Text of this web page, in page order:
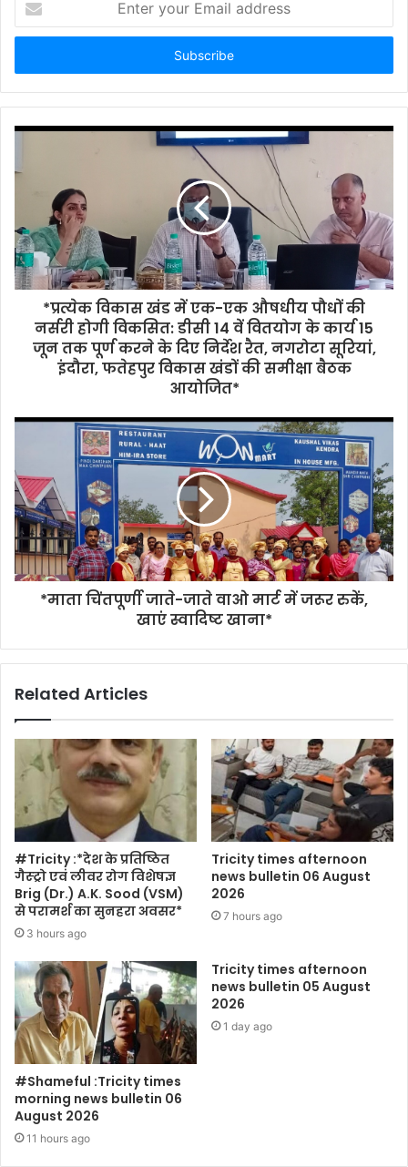
your
Email
*प्रत्येक विकास खंड में एक-एक औषधीय पौधों की
नर्सरी होगी विकसित: डीसी 14 वें वितयोग के कार्य 15
जून तक पूर्ण करने के दिए निर्देश रैत, नगरोटा सूरियां,
इंदौरा, फतेहपुर विकास खंडों की समीक्षा बैठक
आयोजित*
*माता चिंतपूर्णी जाते-जाते वाओ मार्ट में जरूर रुकें,
खाएं स्वादिष्ट खाना*
Related Articles
#Tricity :*देश के प्रतिष्ठित
गैस्ट्रो एवं लीवर रोग विशेषज्ञ
Brig (Dr.) A.K. Sood (VSM)
से परामर्श का सुनहरा अवसर*
3 hours ago
Tricity times afternoon
news bulletin 06 August
2026
7 hours ago
#Shameful :Tricity times
morning news bulletin 06
August 2026
11 hours ago
Tricity times afternoon
news bulletin 05 August
2026
1 day ago